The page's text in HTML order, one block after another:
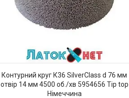
Контурний круг К36 SilverClass d 76 мм
отвір 14 мм 4500 об./хв 5954656 Tip top
Німеччина